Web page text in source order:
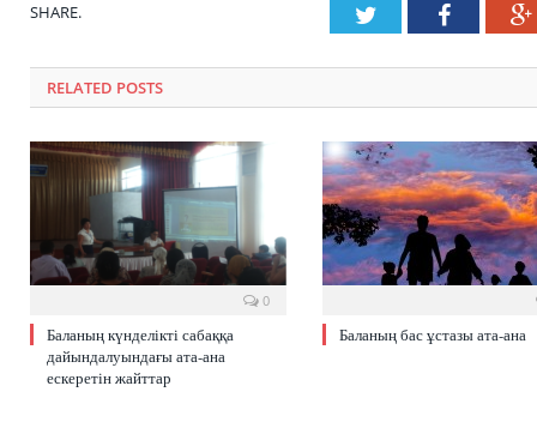
SHARE. Twitter
RELATED POSTS
0
Баланың күнделікті сабаққа
дайындалуындағы ата-ана
ескеретін жайттар
Баланың бас ұстазы ата-ана